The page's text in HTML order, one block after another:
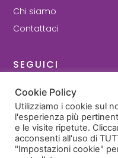
Chi siamo
Contattaci
SEGUICI
Facebook
Instagram
© 2022 - Cartilly di
Cookie Policy
Utilizziamo i cookie sul
l'esperienza più
e le visite ripetute.
acconsenti all'uso di
"Impostazioni cookie"